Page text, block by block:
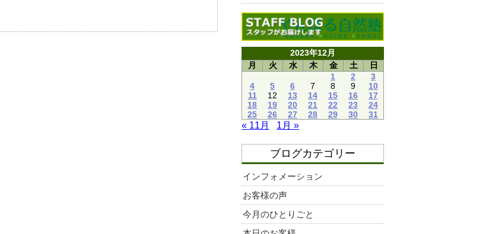
2023年12月
月
火 水 木 金 土
日
1
2
3
4
5 6 7 8 9
10
11
12 13 14 15 16
17
18
19 20 21 22 23
24
25
26 27 28 29 30 31
« 11月 1月 »
ブログカテゴリー
インフォメーション
お客様の声
今月のひとりごと